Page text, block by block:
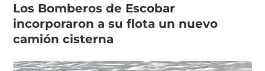
Los Bomberos de Escobar
incorporaron a su flota un nuevo
camión cisterna